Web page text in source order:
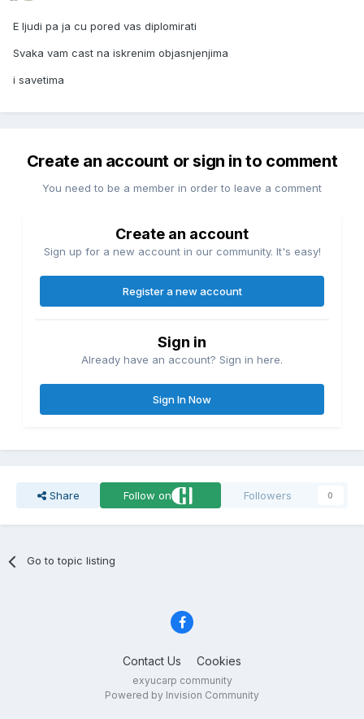
E ljudi pa ja cu pored vas diplomirati
Svaka vam cast na iskrenim objasnjenjima
i savetima
Create an account or sign in to comment
You need to be a member in order to leave a comment
Create an account
Sign up for a new account in our community. It's easy!
Register a new account
Sign in
Already have an account? Sign in here.
Sign In Now
Share Follow on Followers 0
Go to topic listing
Contact Us Cookies
exyucarp community
Powered by Invision Community